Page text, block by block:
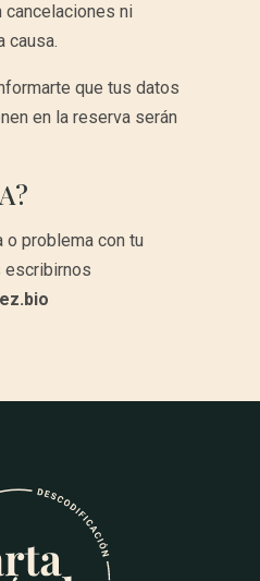
ni
causa.
que tus datos
en la reserva serán
o problema con tu
escribirnos